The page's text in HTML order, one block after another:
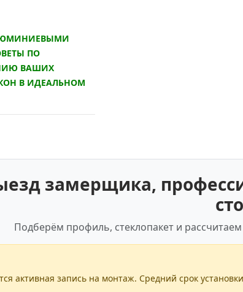
ПО
ВАШИХ
В ИДЕАЛЬНОМ
замерщика,
Подберём профиль, стеклопакет и
активная запись на монтаж. Средний срок